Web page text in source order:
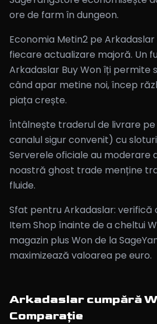
ore de farm în dungeon.
Economia Metin2 pe
fiecare actualizare majoră. Un
Arkadaslar Buy Won îți permite
când apar metine noi, încep
piața crește.
Întâlnește traderul de livrare pe
canalul sigur convenit) cu
Serverele oficiale au
noastră ghost trade menține
fluide.
Sfat pentru Arkadaslar: verifică
Item Shop înainte de a cheltui
magazin plus Won de la
maximizează valoarea pe euro.
Arkadaslar cumpără
Comparație